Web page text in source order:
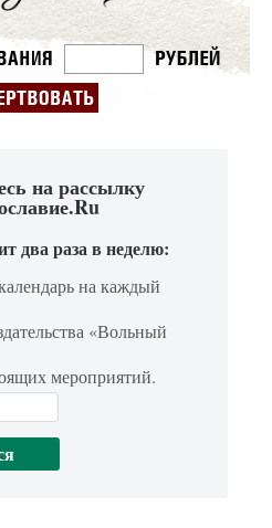
на рассылку
два раза в неделю:
на каждый
«Вольный
мероприятий.